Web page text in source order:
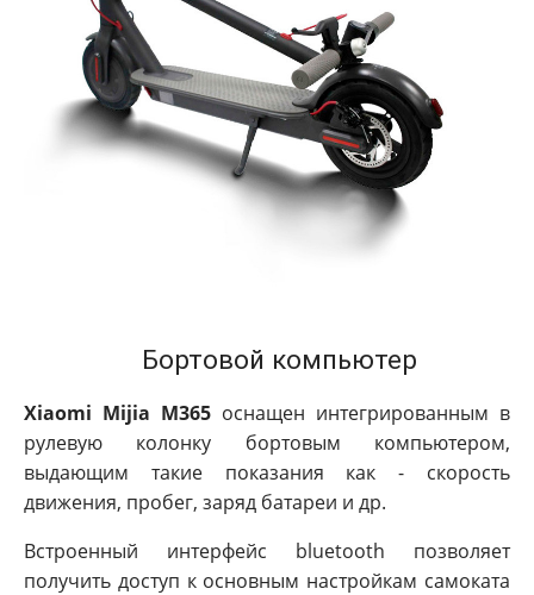
Бортовой компьютер
Xiaomi Mijia M365 оснащен интегрированным в
рулевую колонку бортовым компьютером,
выдающим такие показания как - скорость
движения, пробег, заряд батареи и др.
Встроенный интерфейс bluetooth позволяет
получить доступ к основным настройкам самоката